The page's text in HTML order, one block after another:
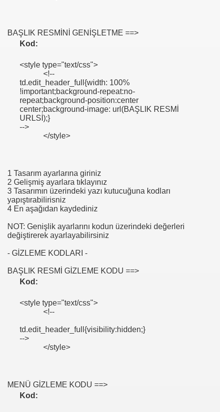
BAŞLIK RESMİNİ GENİŞLETME ==>
Kod:
<style type="text/css">
<!--
td.edit_header_full{width: 100%
!important;background-repeat:no-
repeat;background-position:center
center;background-image: url(BAŞLIK RESMİ
URLSİ);}
-->
</style>
1 Tasarım ayarlarına giriniz
2 Gelişmiş ayarlara tıklayınız
3 Tasarımın üzerindeki yazı kutucuğuna kodları
yapıştırabilirisniz
4 En aşağıdan kaydediniz
NOT: Genişlik ayarlarını kodun üzerindeki değerleri
değiştirerek ayarlayabilirsiniz
- GİZLEME KODLARI -
BAŞLIK RESMİ GİZLEME KODU ==>
Kod:
<style type="text/css">
<!--
td.edit_header_full{visibility:hidden;}
-->
</style>
MENÜ GİZLEME KODU ==>
Kod: